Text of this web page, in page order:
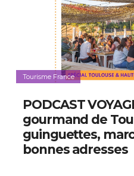
Tourisme France
PODCAST
gourmand de
guinguettes,
bonnes adresses